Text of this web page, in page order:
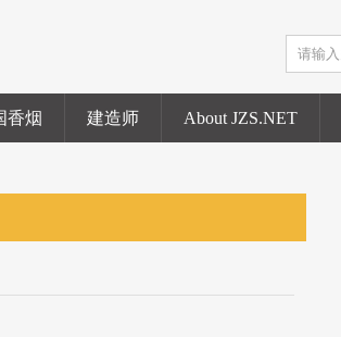
香烟 建造师 About JZS.NET